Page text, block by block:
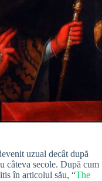
uzual decât după
câteva secole. După cum
în articolul său, “The